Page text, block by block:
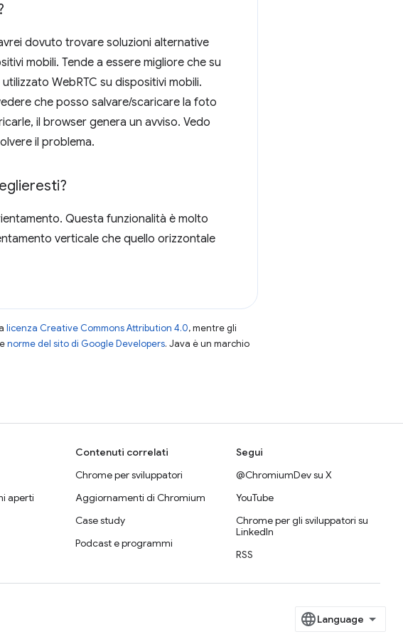
dovuto trovare soluzioni alternative
mobili. Tende a essere migliore che su
WebRTC su dispositivi mobili.
che posso salvare/scaricare la foto
il browser genera un avviso. Vedo
il problema.
Questa funzionalità è molto
verticale che quello orizzontale
licenza Creative Commons Attribution 4.0, mentre gli
norme del sito di Google Developers. Java è un marchio
aperti
Contenuti correlati
Chrome per sviluppatori
Aggiornamenti di Chromium
Case study
Podcast e programmi
Segui
@ChromiumDev su X
YouTube
Chrome per gli sviluppatori su
LinkedIn
RSS